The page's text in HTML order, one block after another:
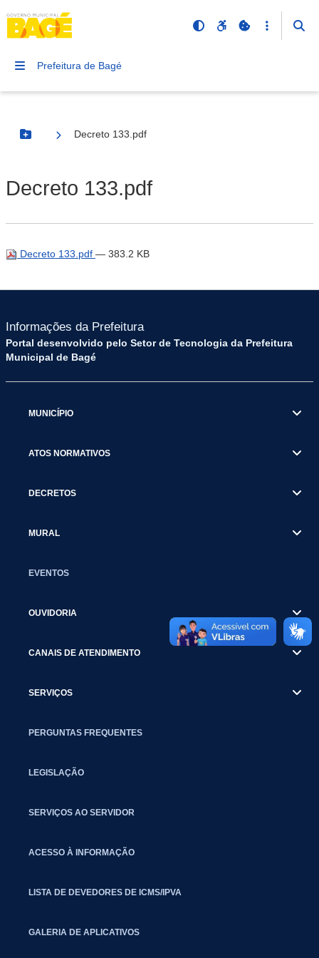
Prefeitura de Bagé
Botão Menu
Decreto 133.pdf
Decreto 133.pdf
Decreto 133.pdf — 383.2 KB
Informações da Prefeitura
Portal desenvolvido pelo Setor de Tecnologia da Prefeitura
Municipal de Bagé
MUNICÍPIO
ATOS NORMATIVOS
DECRETOS
MURAL
EVENTOS
OUVIDORIA
CANAIS DE ATENDIMENTO
SERVIÇOS
PERGUNTAS FREQUENTES
LEGISLAÇÃO
SERVIÇOS AO SERVIDOR
ACESSO À INFORMAÇÃO
LISTA DE DEVEDORES DE ICMS/IPVA
GALERIA DE APLICATIVOS